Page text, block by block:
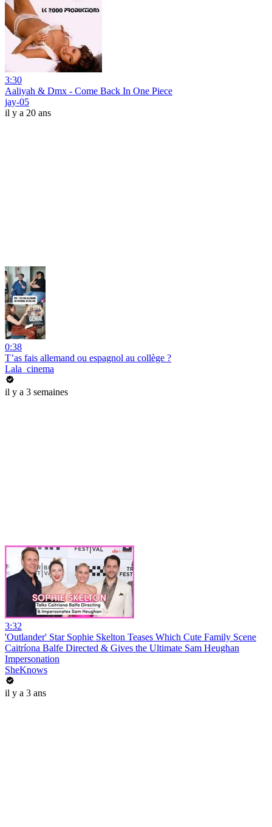
3:30
Aaliyah & Dmx - Come Back In One Piece
jay-05
il y a 20 ans
0:38
T’as fais allemand ou espagnol au collège ?
Lala_cinema
il y a 3 semaines
3:32
'Outlander' Star Sophie Skelton Teases Which Cute Family Scene
Caitríona Balfe Directed & Gives the Ultimate Sam Heughan
Impersonation
SheKnows
il y a 3 ans